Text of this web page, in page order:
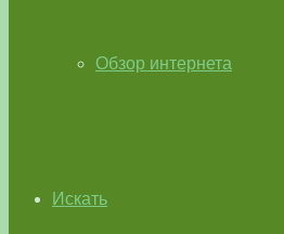
Обзор интернета
Искать